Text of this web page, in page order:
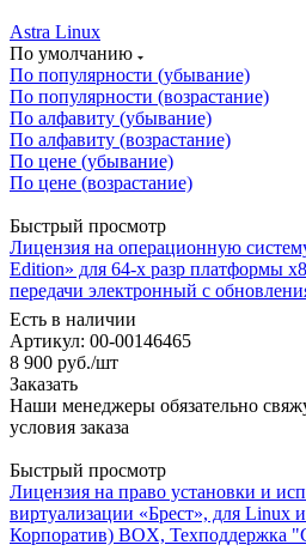
Astra Linux
По умолчанию
По популярности (убывание)
По популярности (возрастание)
По алфавиту (убывание)
По алфавиту (возрастание)
По цене (убывание)
По цене (возрастание)
Быстрый просмотр
Лицензия на операционную
Edition» для 64-x разр платформы
передачи электронный с
Есть в наличии
Артикул: 00-00146465
8 900 руб./шт
Заказать
Наши менеджеры обязательно
условия заказа
Быстрый просмотр
Лицензия на право установки и
виртуализации «Брест», для Linux
Корпоратив) BOX, Техподдержка